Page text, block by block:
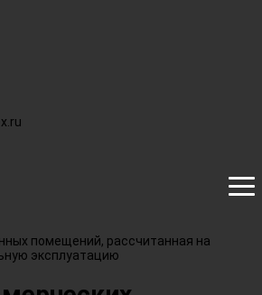
помещений, рассчитанная на
эксплуатацию